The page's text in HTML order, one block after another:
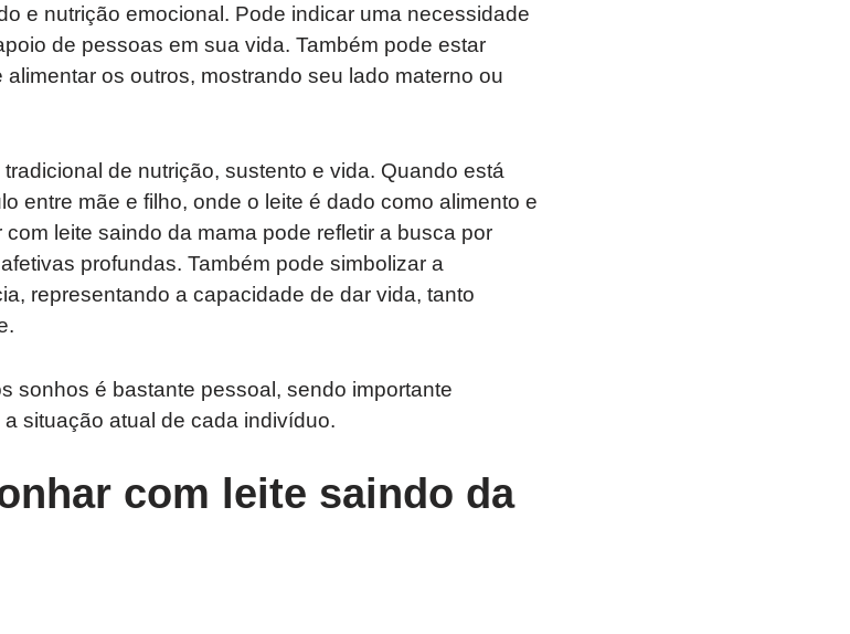
e nutrição emocional. Pode indicar uma necessidade
de pessoas em sua vida. Também pode estar
os outros, mostrando seu lado materno ou
de nutrição, sustento e vida. Quando está
entre mãe e filho, onde o leite é dado como alimento e
leite saindo da mama pode refletir a busca por
profundas. Também pode simbolizar a
representando a capacidade de dar vida, tanto
sonhos é bastante pessoal, sendo importante
situação atual de cada indivíduo.
com leite saindo da